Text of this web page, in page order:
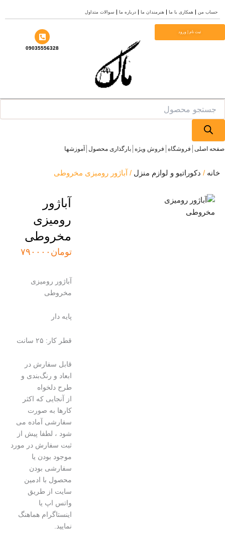
من همکاری با ما هنرمندان ما درباره ما سوالات متداول
ثبت نام | ورود
09035556328
اصلی فروشگاه فروش ویژه بارگذاری محصول آموزشها
/دکوراتیو و لوازم منزل/ آباژور رومیزی مخروطی
آباژور
رومیزی
مخروطی
تومان۷۹۰۰۰۰
آباژور رومیزی
مخروطی
پایه دار
قطر کار: ۲۵ سانت
قابل سفارش در
ابعاد و رنگ‌بندی و
طرح دلخواه
از آنجایی که اکثر
کارها به صورت
سفارشی آماده می
شود ، لطفا پیش از
ثبت سفارش در مورد
موجود بودن یا
سفارشی بودن
محصول با ادمین
سایت از طریق
واتس اپ یا
اینستاگرام هماهنگ
نمایید.